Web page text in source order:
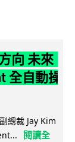
向 未來
全自動操
總裁 Jay Kim
閱讀全